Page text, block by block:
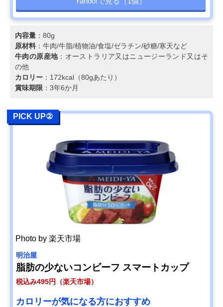
内容量 ：80g
原材料 ：牛肉/牛脂/植物油/食塩/ゼラチン/砂糖/寒天など
牛肉の原産地：オーストラリア又はニュージーランド又はそ
の他
カロリー ：172kcal（80gあたり）
賞味期限 ：3年6か月
PICK UP②
Photo by 楽天市場
明治屋
脂肪の少ないコンビーフ スマートカップ
税込み495円（楽天市場）
カロリーが気になる方におすすめ